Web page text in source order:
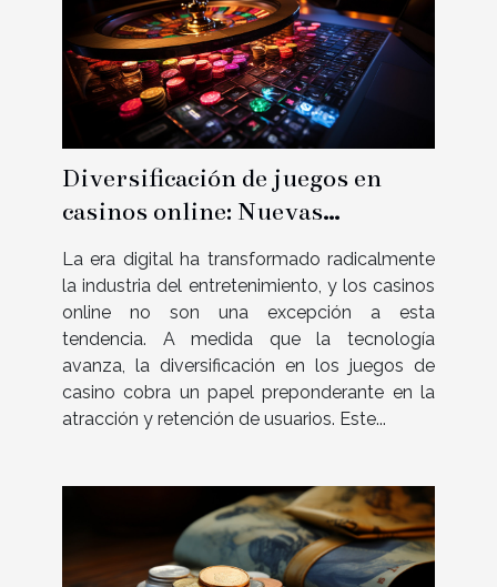
Diversificación de juegos en
casinos online: Nuevas
tendencias y preferencias de los
usuarios
La era digital ha transformado radicalmente
la industria del entretenimiento, y los casinos
online no son una excepción a esta
tendencia. A medida que la tecnología
avanza, la diversificación en los juegos de
casino cobra un papel preponderante en la
atracción y retención de usuarios. Este...